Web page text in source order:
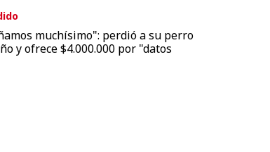
muchísimo": perdió a su perro
y ofrece $4.000.000 por "datos